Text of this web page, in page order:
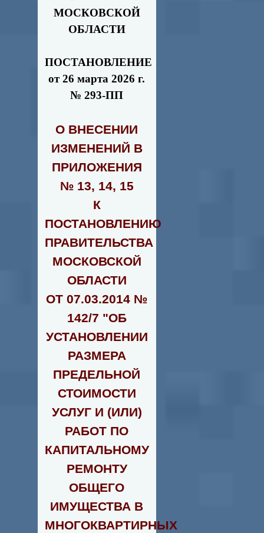
МОСКОВСКОЙ
ОБЛАСТИ
ПОСТАНОВЛЕНИЕ
от 26 марта 2026 г.
№ 293-ПП
О ВНЕСЕНИИ
ИЗМЕНЕНИЙ В
ПРИЛОЖЕНИЯ
№ 13, 14, 15
К
ПОСТАНОВЛЕНИЮ
ПРАВИТЕЛЬСТВА
МОСКОВСКОЙ
ОБЛАСТИ
ОТ 07.03.2014 №
142/7 "ОБ
УСТАНОВЛЕНИИ
РАЗМЕРА
ПРЕДЕЛЬНОЙ
СТОИМОСТИ
УСЛУГ И (ИЛИ)
РАБОТ ПО
КАПИТАЛЬНОМУ
РЕМОНТУ
ОБЩЕГО
ИМУЩЕСТВА В
МНОГОКВАРТИРНЫХ